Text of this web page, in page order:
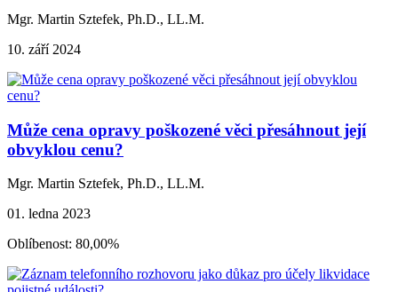
Mgr. Martin Sztefek, Ph.D., LL.M.
10. září 2024
Může cena opravy poškozené věci přesáhnout její
obvyklou cenu?
Mgr. Martin Sztefek, Ph.D., LL.M.
01. ledna 2023
Oblíbenost: 80,00%